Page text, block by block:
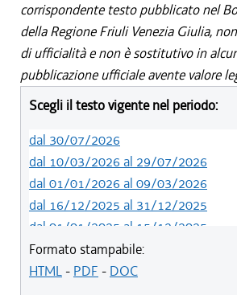
corrispondente testo pubblicato nel
della Regione Friuli Venezia Giulia,
di ufficialità e non è sostitutivo in
pubblicazione ufficiale avente valore
Scegli il testo vigente nel periodo:
dal 30/07/2026
dal 10/03/2026 al 29/07/2026
dal 01/01/2026 al 09/03/2026
dal 16/12/2025 al 31/12/2025
dal 01/01/2025 al 15/12/2025
dal 01/01/2024 al 31/12/2024
dal 23/02/2023 al 31/12/2023
Formato stampabile:
HTML- PDF - DOC